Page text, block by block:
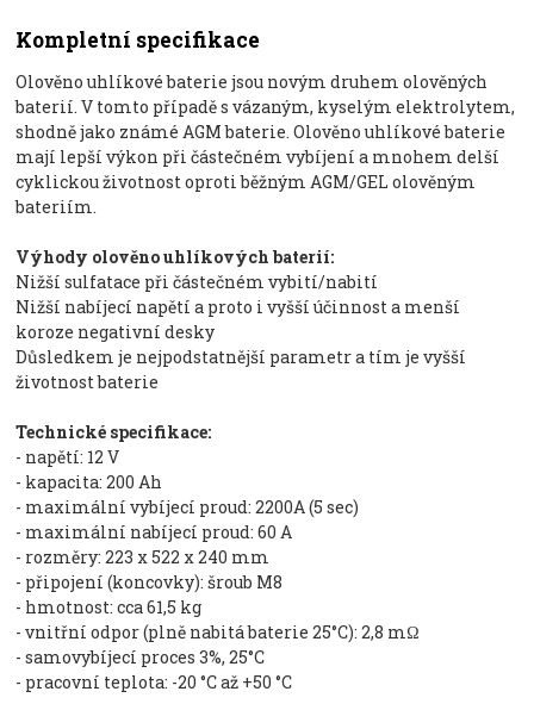
Kompletní specifikace
Olověno uhlíkové baterie jsou novým druhem olověných
baterií. V tomto případě s vázaným, kyselým elektrolytem,
shodně jako známé AGM baterie. Olověno uhlíkové baterie
mají lepší výkon při částečném vybíjení a mnohem delší
cyklickou životnost oproti běžným AGM/GEL olověným
bateriím.
Výhody olověno uhlíkových baterií:
Nižší sulfatace při částečném vybití/nabití
Nižší nabíjecí napětí a proto i vyšší účinnost a menší
koroze negativní desky
Důsledkem je nejpodstatnější parametr a tím je vyšší
životnost baterie
Technické specifikace:
- napětí: 12 V
- kapacita: 200 Ah
- maximální vybíjecí proud: 2200A (5 sec)
- maximální nabíjecí proud: 60 A
- rozměry: 223 x 522 x 240 mm
- připojení (koncovky): šroub M8
- hmotnost: cca 61,5 kg
- vnitřní odpor (plně nabitá baterie 25°C): 2,8 mΩ
- samovybíjecí proces 3%, 25°C
- pracovní teplota: -20 °C až +50 °C